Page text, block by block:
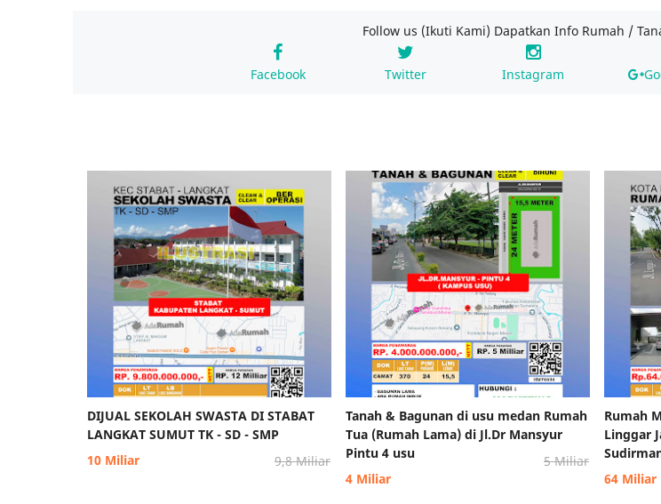
Follow us (Ikuti Kami) Dapatkan Info Rumah /
Facebook Twitter Instagram
DIJUAL SEKOLAH SWASTA DI STABAT
LANGKAT SUMUT TK - SD - SMP
9,8 Miliar
10 Miliar
Tanah & Bagunan di usu medan Rumah
Tua (Rumah Lama) di Jl.Dr Mansyur
Pintu 4 usu
5 Miliar
4 Miliar
Rumah
Linggar
64 Miliar